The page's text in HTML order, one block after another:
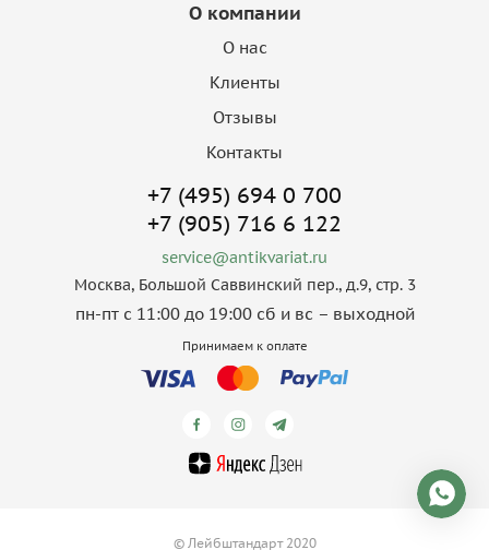
О компании
О нас
Клиенты
Отзывы
Контакты
+7 (495) 694 0 700
+7 (905) 716 6 122
service@antikvariat.ru
Москва, Большой Саввинский пер., д.9, стр. 3
пн-пт с 11:00 до 19:00 сб и вс – выходной
Принимаем к оплате
© Лейбштандарт 2020